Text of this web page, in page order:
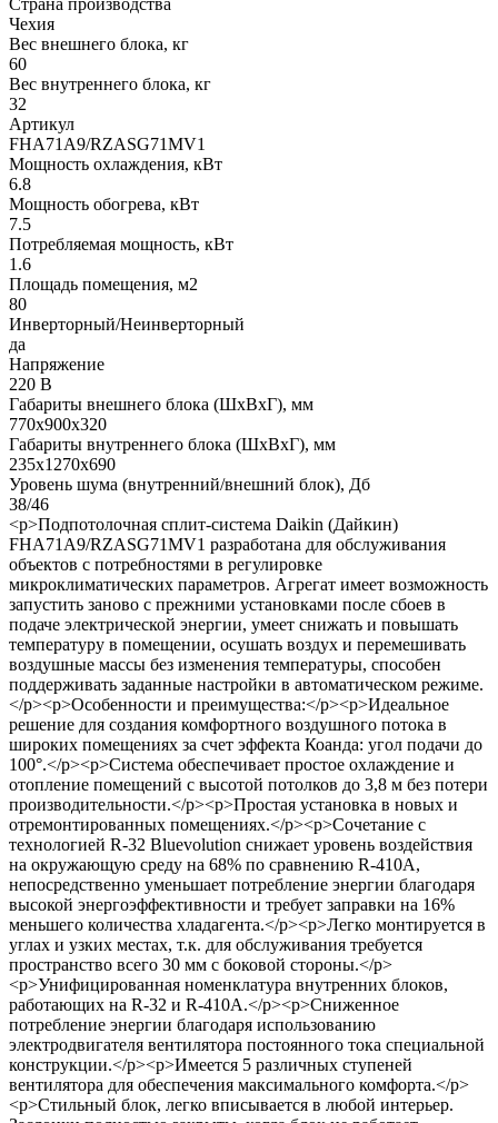
Чехия
Вес внешнего блока, кг
60
Вес внутреннего блока, кг
32
Артикул
FHA71A9/RZASG71MV1
Мощность охлаждения, кВт
6.8
Мощность обогрева, кВт
7.5
Потребляемая мощность, кВт
1.6
Площадь помещения, м2
80
Инверторный/Неинверторный
да
Напряжение
220 В
Габариты внешнего блока (ШхВхГ), мм
770x900x320
Габариты внутреннего блока (ШхВхГ), мм
235х1270х690
Уровень шума (внутренний/внешний блок), Дб
38/46
<p>Подпотолочная сплит-система Daikin (Дайкин)
FHA71A9/RZASG71MV1 разработана для обслуживания
объектов с потребностями в регулировке
микроклиматических параметров. Агрегат имеет возможность
запустить заново с прежними установками после сбоев в
подаче электрической энергии, умеет снижать и повышать
температуру в помещении, осушать воздух и перемешивать
воздушные массы без изменения температуры, способен
поддерживать заданные настройки в автоматическом режиме.
</p><p>Особенности и преимущества:</p><p>Идеальное
решение для создания комфортного воздушного потока в
широких помещениях за счет эффекта Коанда: угол подачи до
100°.</p><p>Система обеспечивает простое охлаждение и
отопление помещений с высотой потолков до 3,8 м без потери
производительности.</p><p>Простая установка в новых и
отремонтированных помещениях.</p><p>Сочетание с
технологией R-32 Bluevolution снижает уровень воздействия
на окружающую среду на 68% по сравнению R-410A,
непосредственно уменьшает потребление энергии благодаря
высокой энергоэффективности и требует заправки на 16%
меньшего количества хладагента.</p><p>Легко монтируется в
углах и узких местах, т.к. для обслуживания требуется
пространство всего 30 мм с боковой стороны.</p>
<p>Унифицированная номенклатура внутренних блоков,
работающих на R-32 и R-410A.</p><p>Сниженное
потребление энергии благодаря использованию
электродвигателя вентилятора постоянного тока специальной
конструкции.</p><p>Имеется 5 различных ступеней
вентилятора для обеспечения максимального комфорта.</p>
<p>Стильный блок, легко вписывается в любой интерьер.